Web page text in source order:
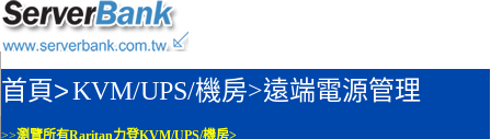
首頁>KVM/UPS/機房>遠端電源管理
>>瀏覽所有Raritan力登KVM/UPS/機房>